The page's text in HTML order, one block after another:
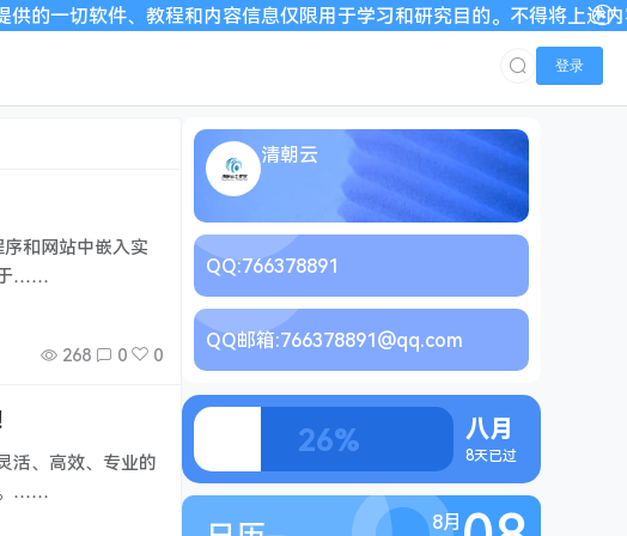
的一切软件、教程和内容信息仅限用于学习和研究目的。不得将上述内
登录
和网站中嵌入实
于……
268 0 0
活、高效、专业的
。……
清朝云
QQ:766378891
QQ邮箱:766378891@qq.com
26% 八月
8天已过
8月